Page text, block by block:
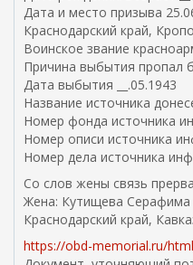
Дата и место призыва
Краснодарский край,
Воинское звание
Причина выбытия пропал
Дата выбытия __.05.1943
Название источника
Номер фонда источника
Номер описи источника
Номер дела источника
Со слов жены связь
Жена: Кутищева Серафима
Краснодарский край,
https://obd-memorial.ru/